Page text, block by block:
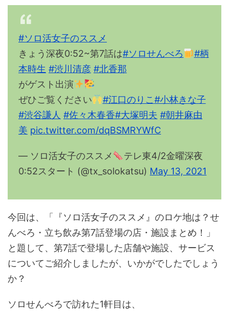
#ソロ活女子のススメ
きょう深夜0:52~第7話は#ソロせんべろ
#柄
本時生 #渋川清彦 #北香那
がゲスト出演
ぜひご覧ください
#江口のりこ #小林きな子
#渋谷謙人 #佐々木春香#大塚明夫 #朝井麻由
美 pic.twitter.com/dqBSMRYWfC
— ソロ活女子のススメ
テレ東4/2金曜深夜
0:52スタート (@tx_solokatsu) May 13, 2021
今回は、「『ソロ活女子のススメ』のロケ地は？せ
んべろ・立ち飲み第7話登場の店・施設まとめ！」
と題して、第7話で登場した店舗や施設、サービス
についてご紹介しましたが、いかがでしたでしょう
か？
ソロせんべろで訪れた1軒目は、